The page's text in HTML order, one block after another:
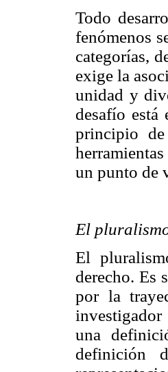
Todo
fenómenos
categorías,
exige la
unidad y
desafío está
principio
un punto de
El
El
derecho. Es
por la
una
definición